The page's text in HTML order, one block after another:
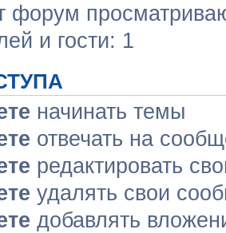
форум
и гости: 1
начинать темы
отвечать на
редактировать
удалять свои
добавлять